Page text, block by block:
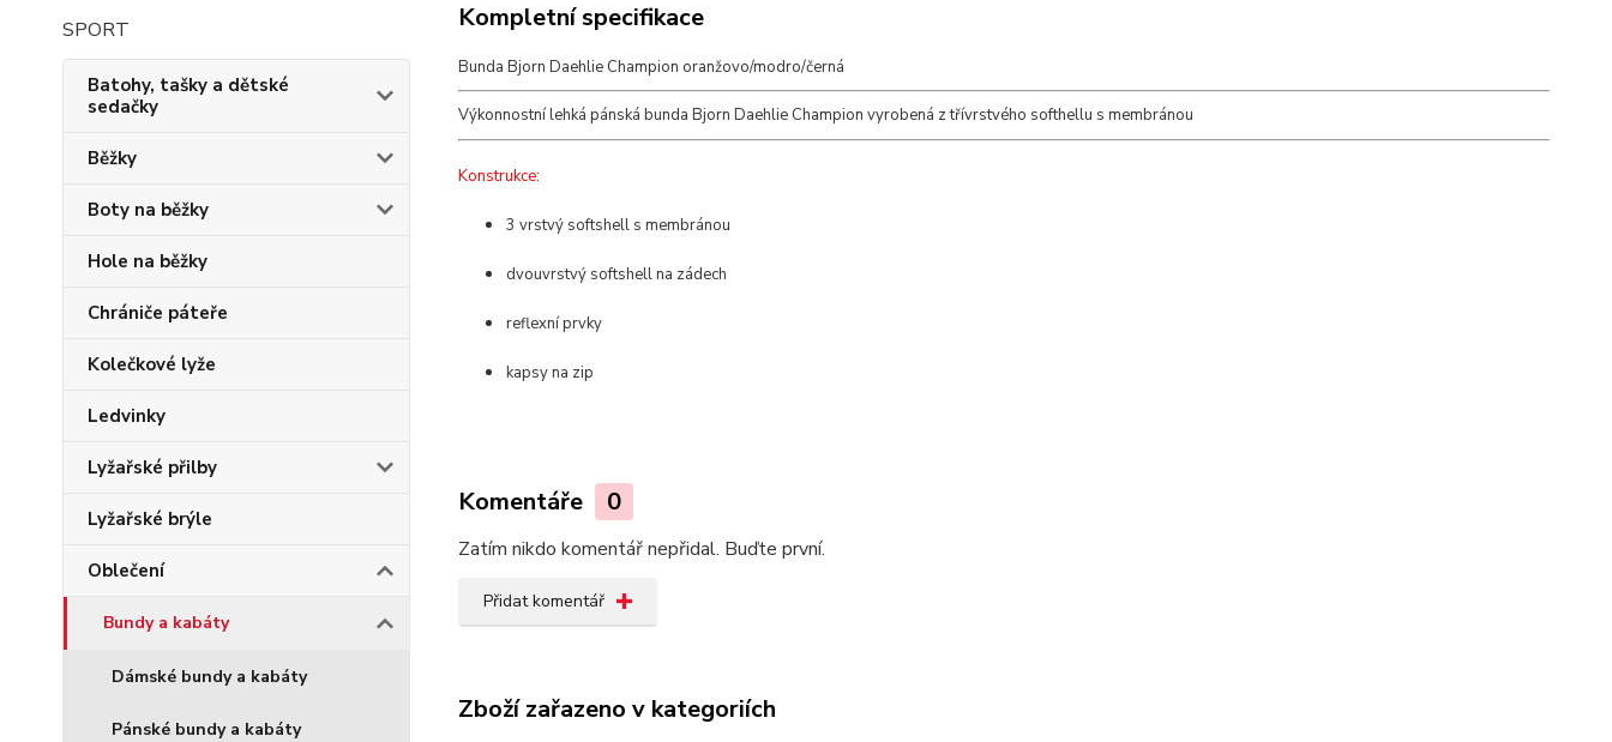
SPORT
Batohy, tašky a dětské
sedačky
Běžky
Boty na běžky
Hole na běžky
Chrániče páteře
Kolečkové lyže
Ledvinky
Lyžařské přilby
Lyžařské brýle
Oblečení
Bundy a kabáty
Dámské bundy a kabáty
Pánské bundy a kabáty
Kompletní specifikace
Bunda Bjorn Daehlie Champion oranžovo/modro/černá
Výkonnostní lehká pánská bunda Bjorn Daehlie Champion vyrobená z třívrstvého softhellu s membránou
Konstrukce:
3 vrstvý softshell s membránou
dvouvrstvý softshell na zádech
reflexní prvky
kapsy na zip
Komentáře 0
Zatím nikdo komentář nepřidal. Buďte první.
Přidat komentář
Zboží zařazeno v kategoriích